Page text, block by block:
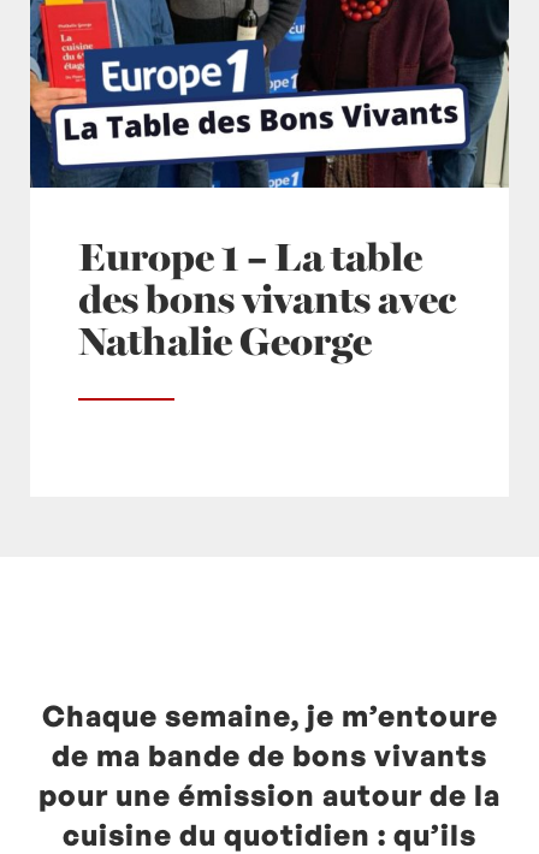
Europe 1 – La table
des bons vivants avec
Nathalie George
Chaque semaine, je m’entoure
de ma bande de bons vivants
pour une émission autour de la
cuisine du quotidien : qu’ils